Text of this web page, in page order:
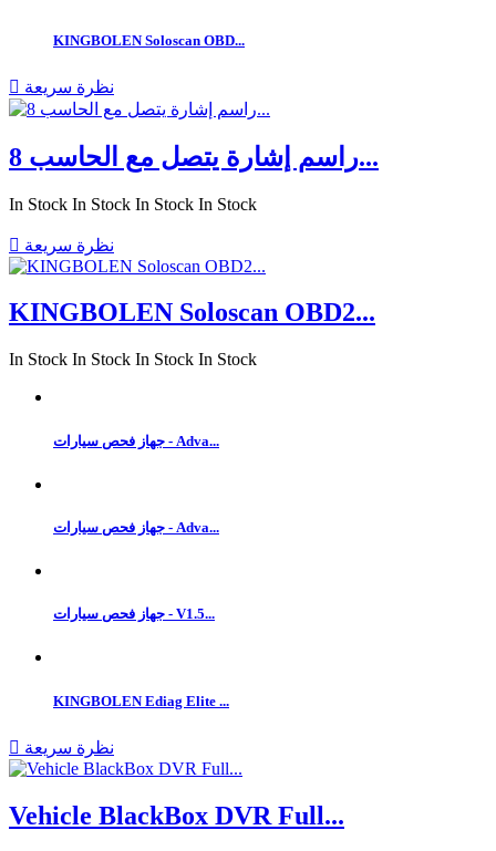
KINGBOLEN Soloscan OBD...
 نظرة سريعة
راسم إشارة يتصل مع الحاسب 8...
In Stock In Stock In Stock In Stock
 نظرة سريعة
KINGBOLEN Soloscan OBD2...
In Stock In Stock In Stock In Stock
جهاز فحص سيارات - Adva...
جهاز فحص سيارات - Adva...
جهاز فحص سيارات - V1.5...
KINGBOLEN Ediag Elite ...
 نظرة سريعة
Vehicle BlackBox DVR Full...